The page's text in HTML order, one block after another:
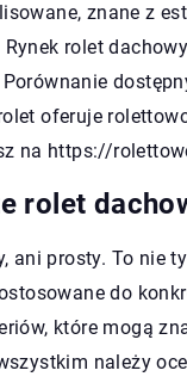
znane z
rolet
oferuje
na https://
rolet
ani prosty. To nie
do
które mogą
należy